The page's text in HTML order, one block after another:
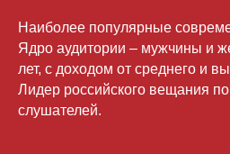
Наиболее популярные
Ядро аудитории – мужчины и
лет, с доходом от среднего и
Лидер российского вещания по
слушателей.